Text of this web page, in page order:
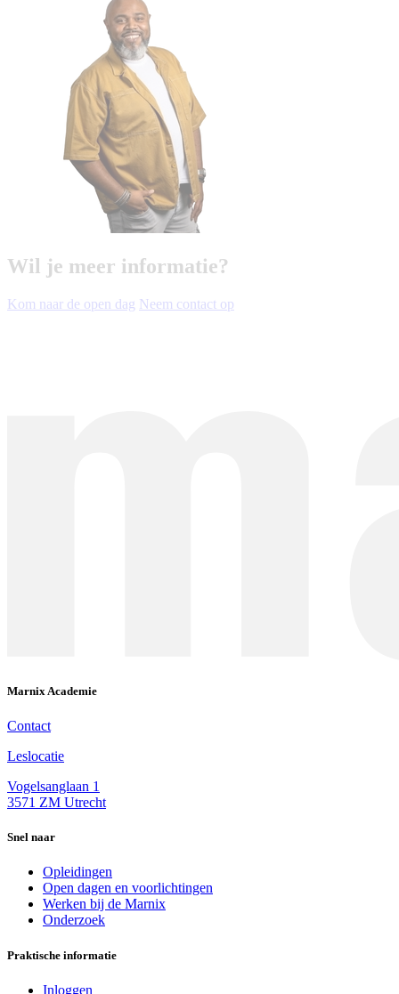
Wil je meer informatie?
Kom naar de open dag Neem contact op
Marnix Academie
Contact
Leslocatie
Vogelsanglaan 1
3571 ZM Utrecht
Snel naar
Opleidingen
Open dagen en voorlichtingen
Werken bij de Marnix
Onderzoek
Praktische informatie
Inloggen